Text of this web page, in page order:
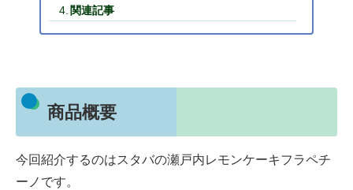
関連記事
商品概要
今回紹介するのはスタバの瀬戸内レモンケーキフラペチ
ーノです。